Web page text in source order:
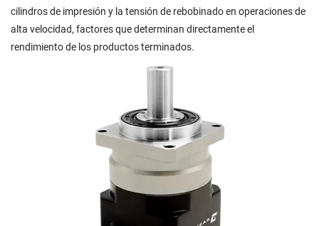
cilindros de impresión y la tensión de rebobinado en operaciones de
alta velocidad, factores que determinan directamente el
rendimiento de los productos terminados.